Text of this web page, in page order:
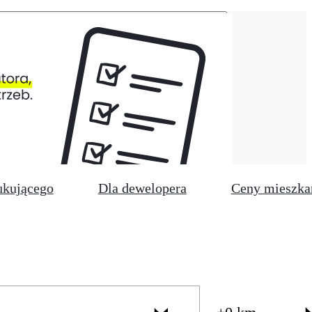
Dla dewelopera Ceny